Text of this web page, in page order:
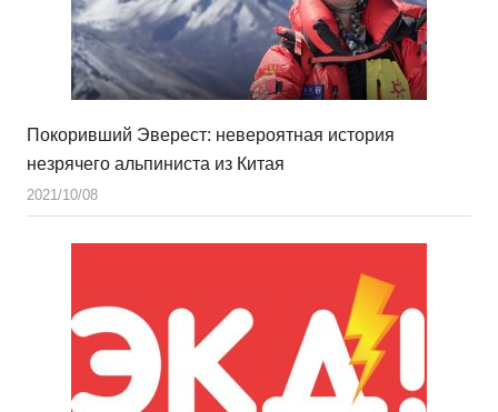
Покоривший Эверест: невероятная история
незрячего альпиниста из Китая
2021/10/08